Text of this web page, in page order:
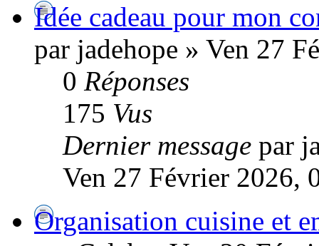
Idée cadeau pour mon
par jadehope » Ven 27
0 Réponses
175 Vus
Dernier message par
Ven 27 Février 2026,
Organisation cuisine et